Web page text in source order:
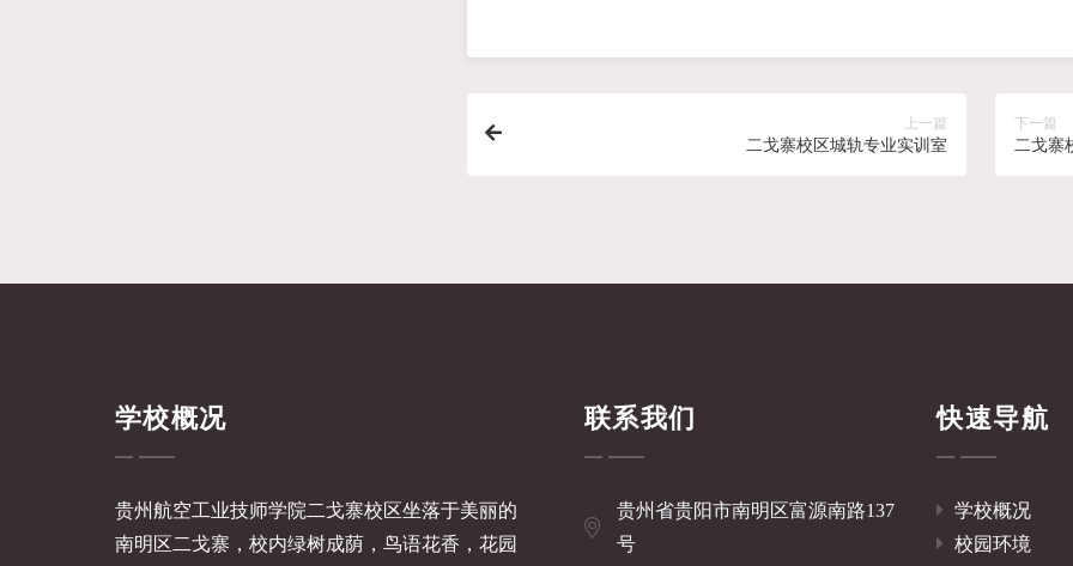
上一篇
二戈寨校区城轨专业实训室
下一篇
二戈寨
学校概况
贵州航空工业技师学院二戈寨校区坐落于美丽的
南明区二戈寨，校内绿树成荫，鸟语花香，花园
联系我们
贵州省贵阳市南明区富源南路137
号
快速导航
学校概况
校园环境